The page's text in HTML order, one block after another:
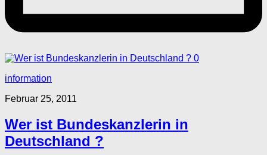
0
information
Februar 25, 2011
Wer ist Bundeskanzlerin in
Deutschland ?